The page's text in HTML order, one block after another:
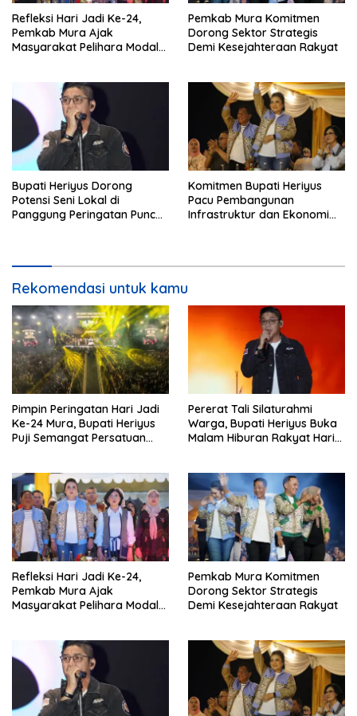
Refleksi Hari Jadi Ke-24,
Pemkab Mura Ajak
Masyarakat Pelihara Modal
Pemkab Mura Komitmen
Dorong Sektor Strategis
Demi Kesejahteraan Rakyat
Bupati Heriyus Dorong
Potensi Seni Lokal di
Panggung Peringatan Puncak
Komitmen Bupati Heriyus
Pacu Pembangunan
Infrastruktur dan Ekonomi
Rekomendasi untuk kamu
Pimpin Peringatan Hari Jadi
Ke-24 Mura, Bupati Heriyus
Puji Semangat Persatuan
Pererat Tali Silaturahmi
Warga, Bupati Heriyus Buka
Malam Hiburan Rakyat Hari
Refleksi Hari Jadi Ke-24,
Pemkab Mura Ajak
Masyarakat Pelihara Modal
Pemkab Mura Komitmen
Dorong Sektor Strategis
Demi Kesejahteraan Rakyat